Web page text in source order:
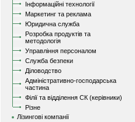
Інформаційні технології
Маркетинг та реклама
Юридична служба
Розробка продуктів та
методологія
Управління персоналом
Служба безпеки
Діловодство
Адміністративно-господарська
частина
Філії та відділення СК (керівники)
Різне
Лізингові компанії